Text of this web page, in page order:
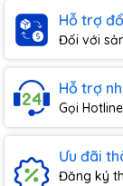
Hỗ trợ
Đối với
Hỗ trợ
Gọi
Ưu đãi
Đăng ký